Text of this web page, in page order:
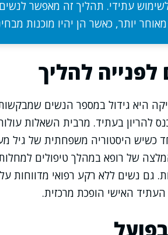
עתידי. תהליך זה מאפשר
יותר, כאשר הן יהיו מוכנות
לפנייה להליך
היא גידול במספר הנשים
כשיש היסטוריה משפחתית של גיל
של רופא במהלך טיפולים למחלות
גם נשים ללא רקע רפואי מדווחות
האישי הופכת מרכזית.